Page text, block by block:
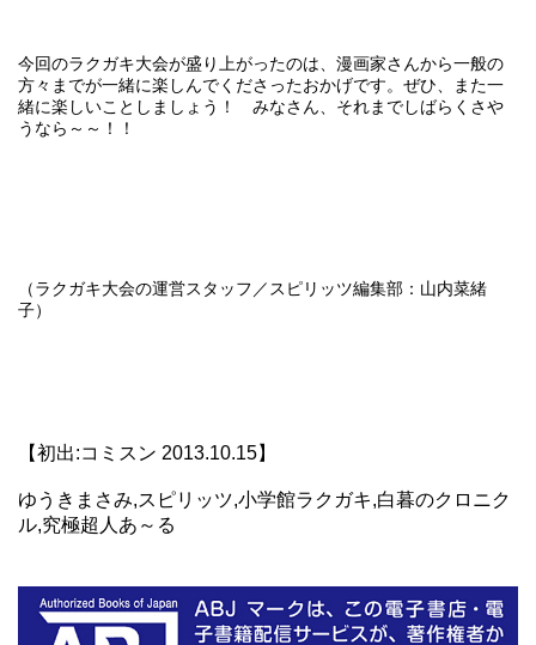
今回のラクガキ大会が盛り上がったのは、漫画家さんから一般の
方々までが一緒に楽しんでくださったおかげです。ぜひ、また一
緒に楽しいことしましょう！ みなさん、それまでしばらくさや
うなら～～！！
（ラクガキ大会の運営スタッフ／スピリッツ編集部：山内菜緒
子）
【初出:コミスン 2013.10.15】
ゆうきまさみ,スピリッツ,小学館ラクガキ,白暮のクロニク
ル,究極超人あ～る